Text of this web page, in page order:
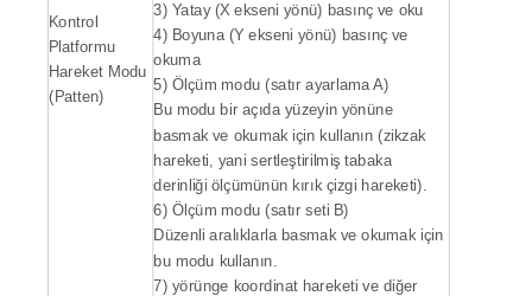
Kontrol
Platformu
Hareket Modu
(Patten)
3) Yatay (X ekseni yönü) basınç ve oku
4) Boyuna (Y ekseni yönü) basınç ve
okuma
5) Ölçüm modu (satır ayarlama A)
Bu modu bir açıda yüzeyin yönüne
basmak ve okumak için kullanın (zikzak
hareketi, yani sertleştirilmiş tabaka
derinliği ölçümünün kırık çizgi hareketi).
6) Ölçüm modu (satır seti B)
Düzenli aralıklarla basmak ve okumak için
bu modu kullanın.
7) yörünge koordinat hareketi ve diğer